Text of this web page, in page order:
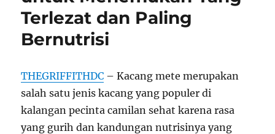
Terlezat dan Paling
Bernutrisi
THEGRIFFITHDC – Kacang mete merupakan
salah satu jenis kacang yang populer di
kalangan pecinta camilan sehat karena rasa
yang gurih dan kandungan nutrisinya yang